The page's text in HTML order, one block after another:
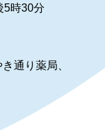
5時30分
通り薬局、